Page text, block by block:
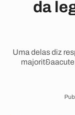
da
Uma delas diz